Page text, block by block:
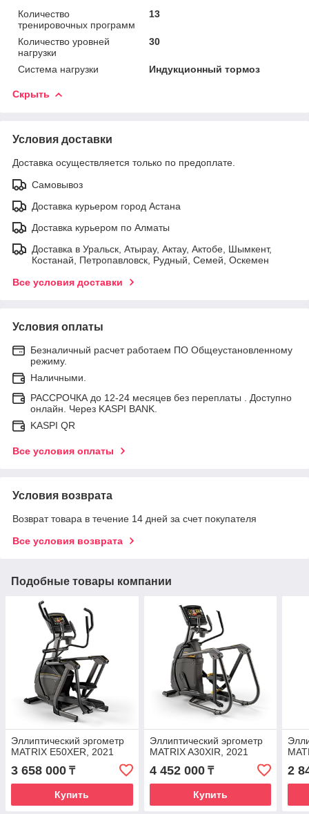
Количество
тренировочных программ
13
Количество уровней
нагрузки
30
Система нагрузки Индукционный тормоз
Скрыть
Условия доставки
Доставка осуществляется только по предоплате.
Самовывоз
Доставка курьером город Астана
Доставка курьером по Алматы
Доставка в Уральск, Атырау, Актау, Актобе, Шымкент,
Костанай, Петропавловск, Рудный, Семей, Оскемен
Все условия доставки
Условия оплаты
Безналичный расчет работаем ПО Общеустановленному
режиму.
Наличными.
РАССРОЧКА до 12-24 месяцев без переплаты . Доступно
онлайн. Через KASPI BANK.
KASPI QR
Все условия оплаты
Условия возврата
Возврат товара в течение 14 дней за счет покупателя
Все условия возврата
Подобные товары компании
Эллиптический эргометр
MATRIX E50XER, 2021
3 658 000 ₸
Купить
Эллиптический эргометр
MATRIX A30XIR, 2021
4 452 000₸
Купить
2